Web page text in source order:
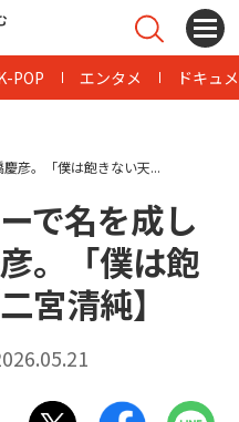
POP エンタメ ドキュ
彦。「僕は飽きない天...
で名を成し
。「僕は飽
宮清純】